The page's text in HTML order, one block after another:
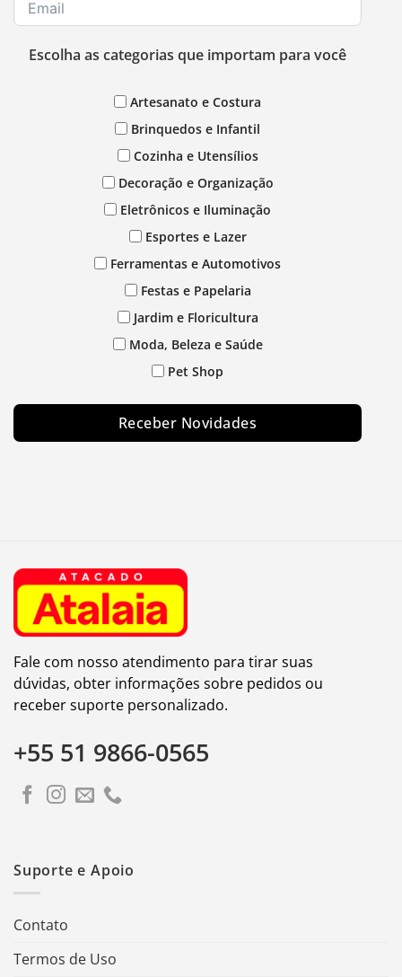
Escolha as categorias que importam para você
Artesanato e Costura
Brinquedos e Infantil
Cozinha e Utensílios
Decoração e Organização
Eletrônicos e Iluminação
Esportes e Lazer
Ferramentas e Automotivos
Festas e Papelaria
Jardim e Floricultura
Moda, Beleza e Saúde
Pet Shop
Receber Novidades
Fale com nosso atendimento para tirar suas
dúvidas, obter informações sobre pedidos ou
receber suporte personalizado.
+55 51 9866-0565
Suporte e Apoio
Contato
Termos de Uso